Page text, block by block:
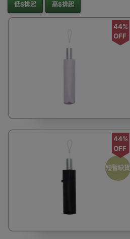
低$排起 高$排起
44%
OFF
短暫缺貨
44%
OFF